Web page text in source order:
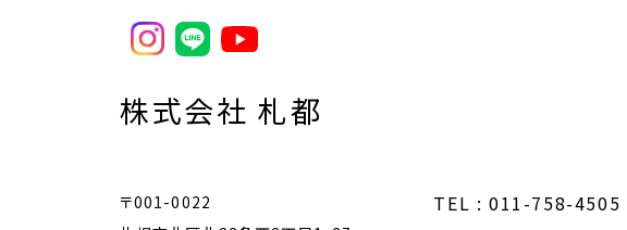
株式会社 札都
〒001-0022
TEL : 011-758-4505